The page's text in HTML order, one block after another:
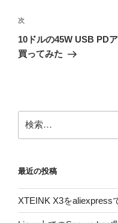
ー
シ
ョ
次
の
投
次
10ドルの45W USB PD
買ってみた
索:
最近の投稿
XTEINK X3をaliexpress